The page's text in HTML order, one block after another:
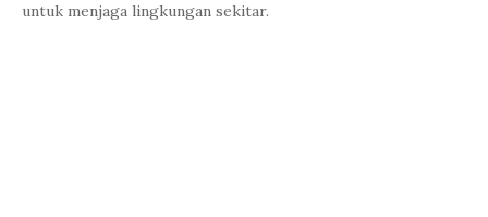
untuk menjaga lingkungan sekitar.